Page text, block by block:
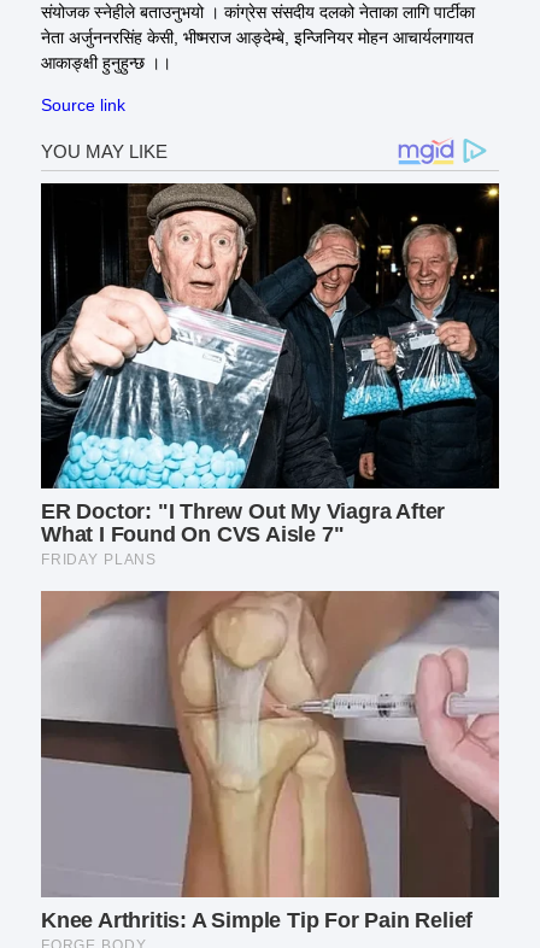
संयोजक स्नेहीले बताउनुभयो । कांग्रेस संसदीय दलको नेताका लागि पार्टीका
नेता अर्जुननरसिंह केसी, भीष्मराज आङ्देम्बे, इन्जिनियर मोहन आचार्यलगायत
आकाङ्क्षी हुनुहुन्छ ।।
Source link